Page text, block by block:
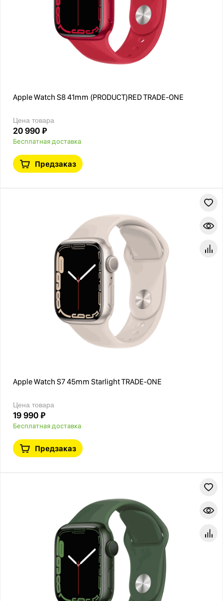
Apple Watch S8 41mm (PRODUCT)RED TRADE-ONE
Цена товара
20 990 ₽
Бесплатная доставка
Предзаказ
Apple Watch S7 45mm Starlight TRADE-ONE
Цена товара
19 990 ₽
Бесплатная доставка
Предзаказ